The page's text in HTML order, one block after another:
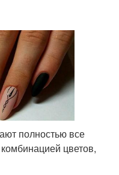
полностью все
цветов,